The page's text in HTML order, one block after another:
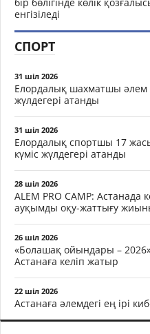
енгізіледі
СПОРТ
31 шіл 2026
Елордалық шахматшы
жүлдегері атанды
31 шіл 2026
Елордалық спортшы 17
күміс жүлдегері атанды
28 шіл 2026
ALEM PRO CAMP: Астанада
ауқымды оқу-жаттығу
26 шіл 2026
«Болашақ ойындары –
Астанаға келіп жатыр
22 шіл 2026
Астанаға әлемдегі ең ірі